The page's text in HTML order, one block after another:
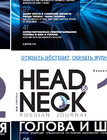
открыть абстракт, скачать